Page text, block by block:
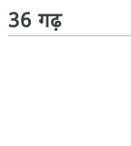
36 गढ़